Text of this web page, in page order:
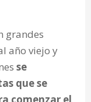
grandes
año viejo y
se
que se
comenzar el